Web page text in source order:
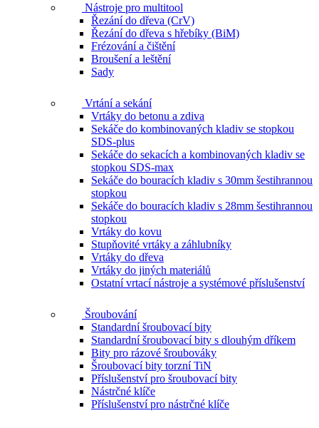
Nástroje pro multitool
Řezání do dřeva (CrV)
Řezání do dřeva s hřebíky (BiM)
Frézování a čištění
Broušení a leštění
Sady
Vrtání a sekání
Vrtáky do betonu a zdiva
Sekáče do kombinovaných kladiv se stopkou
SDS-plus
Sekáče do sekacích a kombinovaných kladiv se
stopkou SDS-max
Sekáče do bouracích kladiv s 30mm šestihrannou
stopkou
Sekáče do bouracích kladiv s 28mm šestihrannou
stopkou
Vrtáky do kovu
Stupňovité vrtáky a záhlubníky
Vrtáky do dřeva
Vrtáky do jiných materiálů
Ostatní vrtací nástroje a systémové příslušenství
Šroubování
Standardní šroubovací bity
Standardní šroubovací bity s dlouhým dříkem
Bity pro rázové šroubováky
Šroubovací bity torzní TiN
Příslušenství pro šroubovací bity
Nástrčné klíče
Příslušenství pro nástrčné klíče